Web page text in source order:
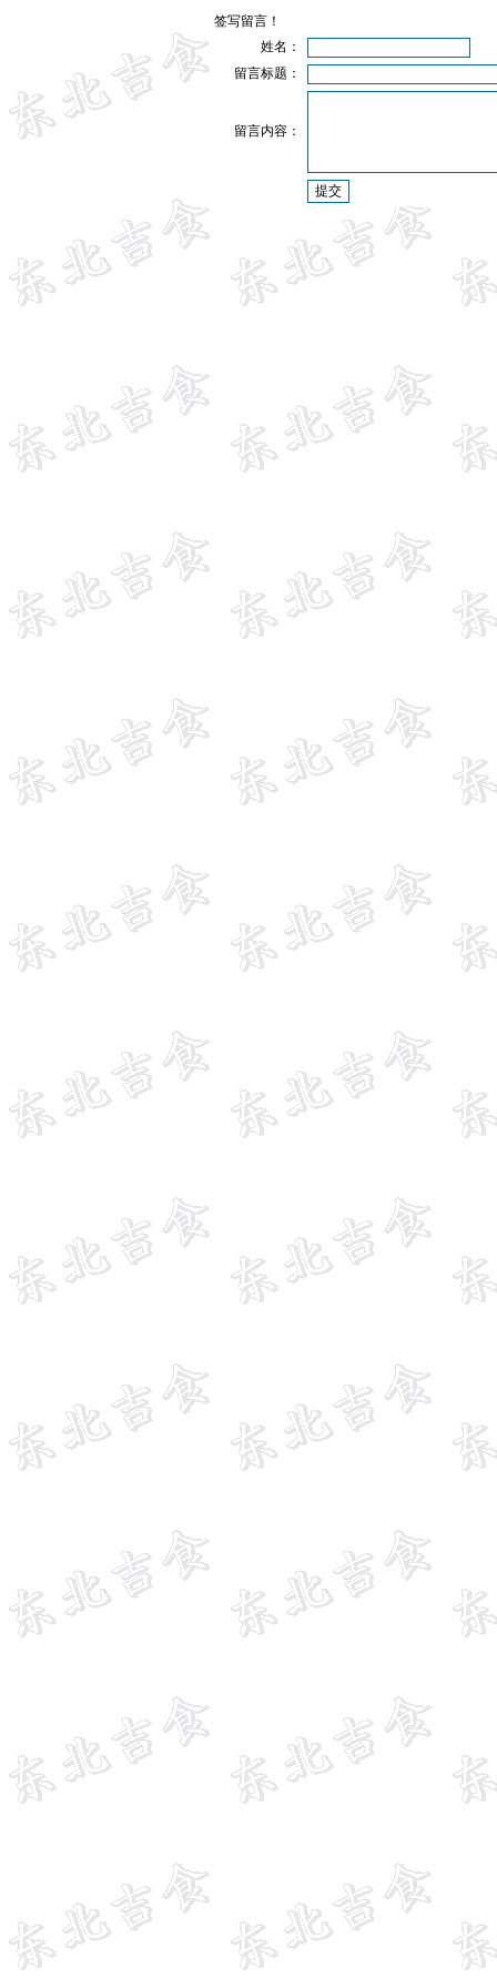
签写留言！
姓名：
留言标题：
留言内容：